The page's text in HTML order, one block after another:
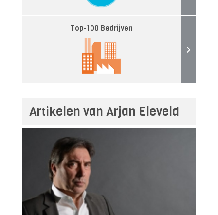
Top-100 Bedrijven
Artikelen van Arjan Eleveld